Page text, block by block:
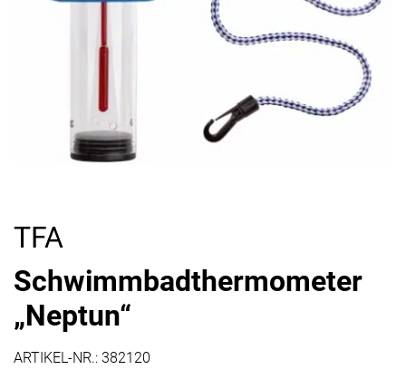
TFA
Schwimmbadthermometer
„Neptun“
ARTIKEL-NR.: 382120